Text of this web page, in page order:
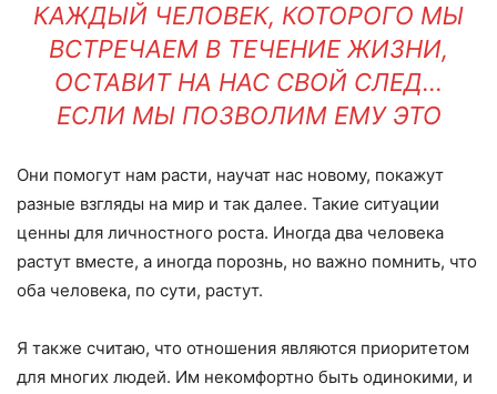
КАЖДЫЙ ЧЕЛОВЕК, КОТОРОГО МЫ
ВСТРЕЧАЕМ В ТЕЧЕНИЕ ЖИЗНИ,
ОСТАВИТ НА НАС СВОЙ СЛЕД…
ЕСЛИ МЫ ПОЗВОЛИМ ЕМУ ЭТО
Они помогут нам расти, научат нас новому, покажут
разные взгляды на мир и так далее. Такие ситуации
ценны для личностного роста. Иногда два человека
растут вместе, а иногда порознь, но важно помнить, что
оба человека, по сути, растут.
Я также считаю, что отношения являются приоритетом
для многих людей. Им некомфортно быть одинокими, и